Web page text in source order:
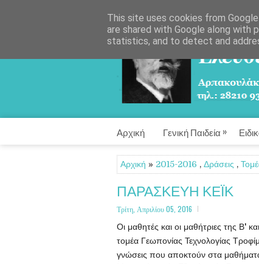
Αρχική Γενική Παιδεία »
Αρχική » 2015-2016 , Δράσεις ,
ΠΑΡΑΣΚΕΥΗ ΚΕΪΚ
Τρίτη, Απριλίου 05, 2016
Οι μαθητές και οι μαθήτριες της Β'
τομέα Γεωπονίας Τεχνολογίας
γνώσεις που αποκτούν στα
This site uses cookies from
are shared with Google along with
statistics, and to detect and